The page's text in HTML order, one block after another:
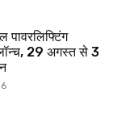
पावरलिफ्टिंग
लॉन्च, 29 अगस्त से 3